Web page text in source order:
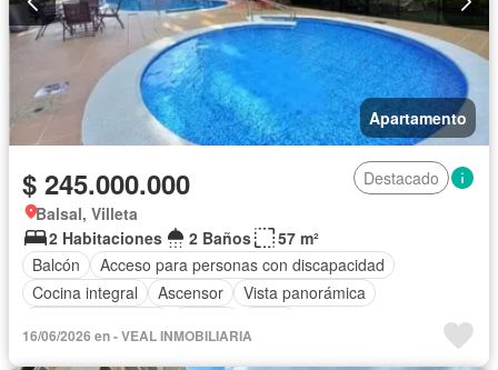
Apartamento
$ 245.000.000
Destacado
Balsal, Villeta
2 Habitaciones
2 Baños
57 m²
Balcón
Acceso para personas con discapacidad
Cocina integral
Ascensor
Vista panorámica
16/06/2026 en - VEAL INMOBILIARIA